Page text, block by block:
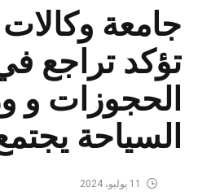
جامعة وكالات
تؤكد تراجع
الحجوزات و
السياحة
11 يوليو، 2024